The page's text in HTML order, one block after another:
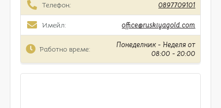
Телефон: 0897709101
Имейл: office@ruskiyagold.com
Работно време:
Понеделник - Неделя от
08:00 - 20:00